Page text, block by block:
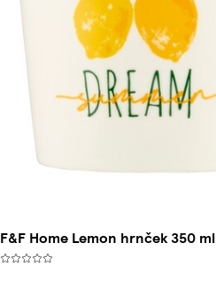
F&F Home Lemon hrnček 350 ml